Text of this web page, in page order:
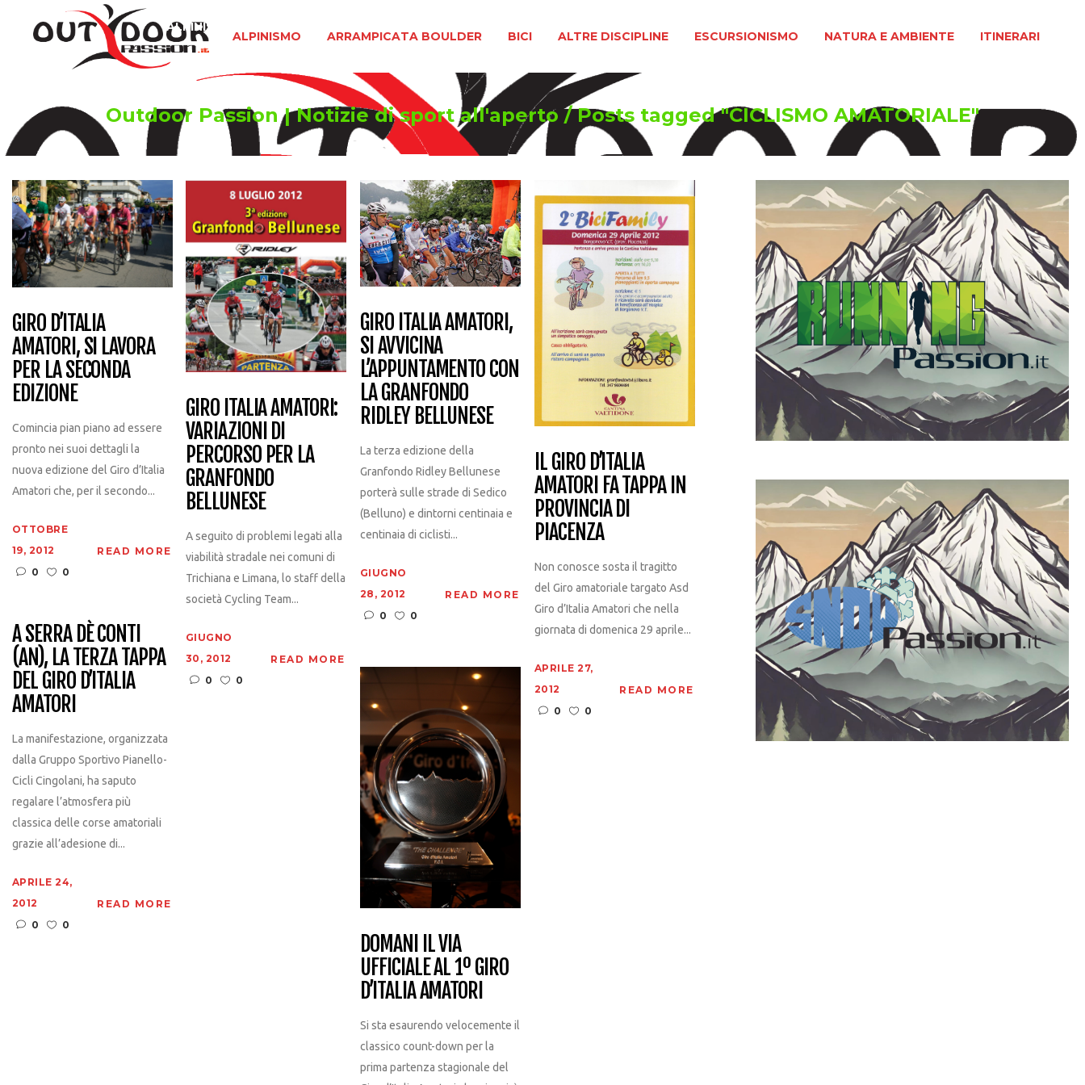
ALPINISMO ARRAMPICATA BOULDER BICI ALTRE DISCIPLINE ESCURSIONISMO NATURA E AMBIENTE ITINERARI
ALPINISMO
Outdoor Passion | Notizie di sport all'aperto /Posts tagged "CICLISMO AMATORIALE"
GIRO D’ITALIA
AMATORI, SI LAVORA
PER LA SECONDA
EDIZIONE
Comincia pian piano ad essere
pronto nei suoi dettagli la
nuova edizione del Giro d’Italia
Amatori che, per il secondo...
OTTOBRE
19, 2012
0
0
READ MORE
GIRO ITALIA AMATORI:
VARIAZIONI DI
PERCORSO PER LA
GRANFONDO
BELLUNESE
A seguito di problemi legati alla
viabilità stradale nei comuni di
Trichiana e Limana, lo staff della
società Cycling Team...
GIUGNO
30, 2012
0
0
READ MORE
GIRO ITALIA AMATORI,
SI AVVICINA
L’APPUNTAMENTO CON
LA GRANFONDO
RIDLEY BELLUNESE
La terza edizione della
Granfondo Ridley Bellunese
porterà sulle strade di Sedico
(Belluno) e dintorni centinaia e
centinaia di ciclisti...
GIUGNO
28, 2012
0
0
READ MORE
IL GIRO D’ITALIA
AMATORI FA TAPPA IN
PROVINCIA DI
PIACENZA
Non conosce sosta il tragitto
del Giro amatoriale targato Asd
Giro d’Italia Amatori che nella
giornata di domenica 29 aprile...
APRILE 27,
2012
0
0
READ MORE
A SERRA DÈ CONTI
(AN), LA TERZA TAPPA
DEL GIRO D’ITALIA
AMATORI
La manifestazione, organizzata
dalla Gruppo Sportivo Pianello-
Cicli Cingolani, ha saputo
regalare l’atmosfera più
classica delle corse amatoriali
grazie all’adesione di...
APRILE 24,
2012
0
0
READ MORE
DOMANI IL VIA
UFFICIALE AL 1º GIRO
D’ITALIA AMATORI
Si sta esaurendo velocemente il
classico count-down per la
prima partenza stagionale del